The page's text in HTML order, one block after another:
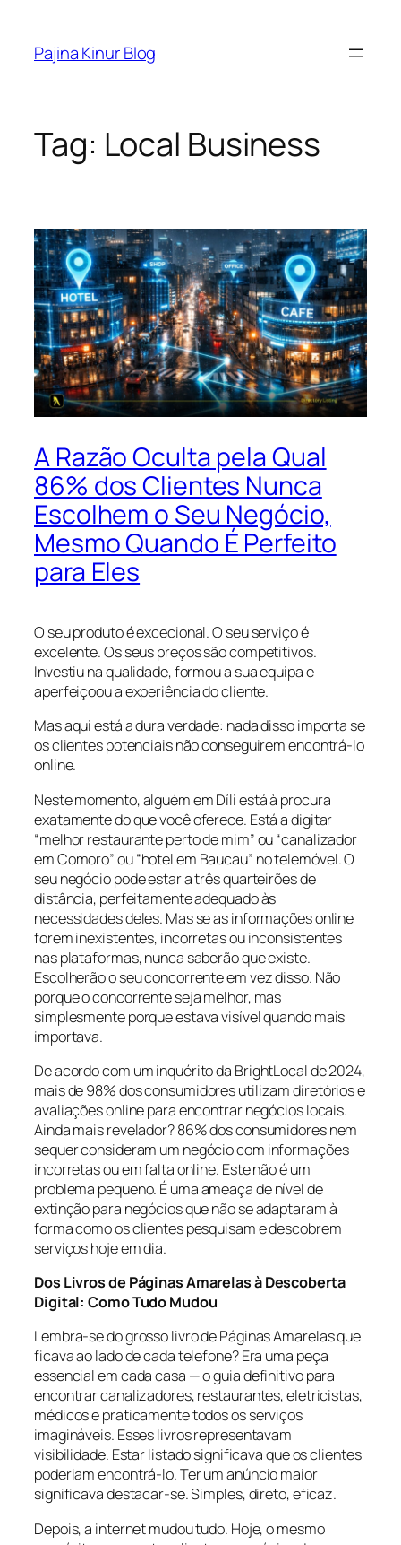
content
Pajina Kinur Blog
Tag: Local Business
A Razão Oculta pela Qual
86% dos Clientes Nunca
Escolhem o Seu Negócio,
Mesmo Quando É Perfeito
para Eles
O seu produto é excecional. O seu serviço é
excelente. Os seus preços são competitivos.
Investiu na qualidade, formou a sua equipa e
aperfeiçoou a experiência do cliente.
Mas aqui está a dura verdade: nada disso importa se
os clientes potenciais não conseguirem encontrá-lo
online.
Neste momento, alguém em Díli está à procura
exatamente do que você oferece. Está a digitar
“melhor restaurante perto de mim” ou “canalizador
em Comoro” ou “hotel em Baucau” no telemóvel. O
seu negócio pode estar a três quarteirões de
distância, perfeitamente adequado às
necessidades deles. Mas se as informações online
forem inexistentes, incorretas ou inconsistentes
nas plataformas, nunca saberão que existe.
Escolherão o seu concorrente em vez disso. Não
porque o concorrente seja melhor, mas
simplesmente porque estava visível quando mais
importava.
De acordo com um inquérito da BrightLocal de 2024,
mais de 98% dos consumidores utilizam diretórios e
avaliações online para encontrar negócios locais.
Ainda mais revelador? 86% dos consumidores nem
sequer consideram um negócio com informações
incorretas ou em falta online. Este não é um
problema pequeno. É uma ameaça de nível de
extinção para negócios que não se adaptaram à
forma como os clientes pesquisam e descobrem
serviços hoje em dia.
Dos Livros de Páginas Amarelas à Descoberta
Digital: Como Tudo Mudou
Lembra-se do grosso livro de Páginas Amarelas que
ficava ao lado de cada telefone? Era uma peça
essencial em cada casa — o guia definitivo para
encontrar canalizadores, restaurantes, eletricistas,
médicos e praticamente todos os serviços
imagináveis. Esses livros representavam
visibilidade. Estar listado significava que os clientes
poderiam encontrá-lo. Ter um anúncio maior
significava destacar-se. Simples, direto, eficaz.
Depois, a internet mudou tudo. Hoje, o mesmo